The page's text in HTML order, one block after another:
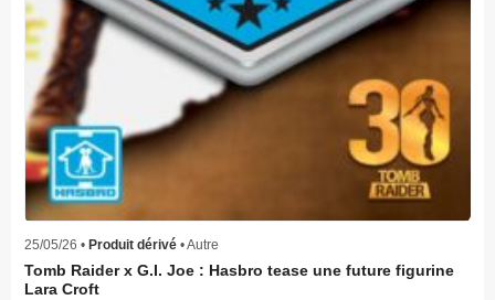
25/05/26 • Produit dérivé • Autre
Tomb Raider x G.I. Joe : Hasbro tease une future figurine
Lara Croft